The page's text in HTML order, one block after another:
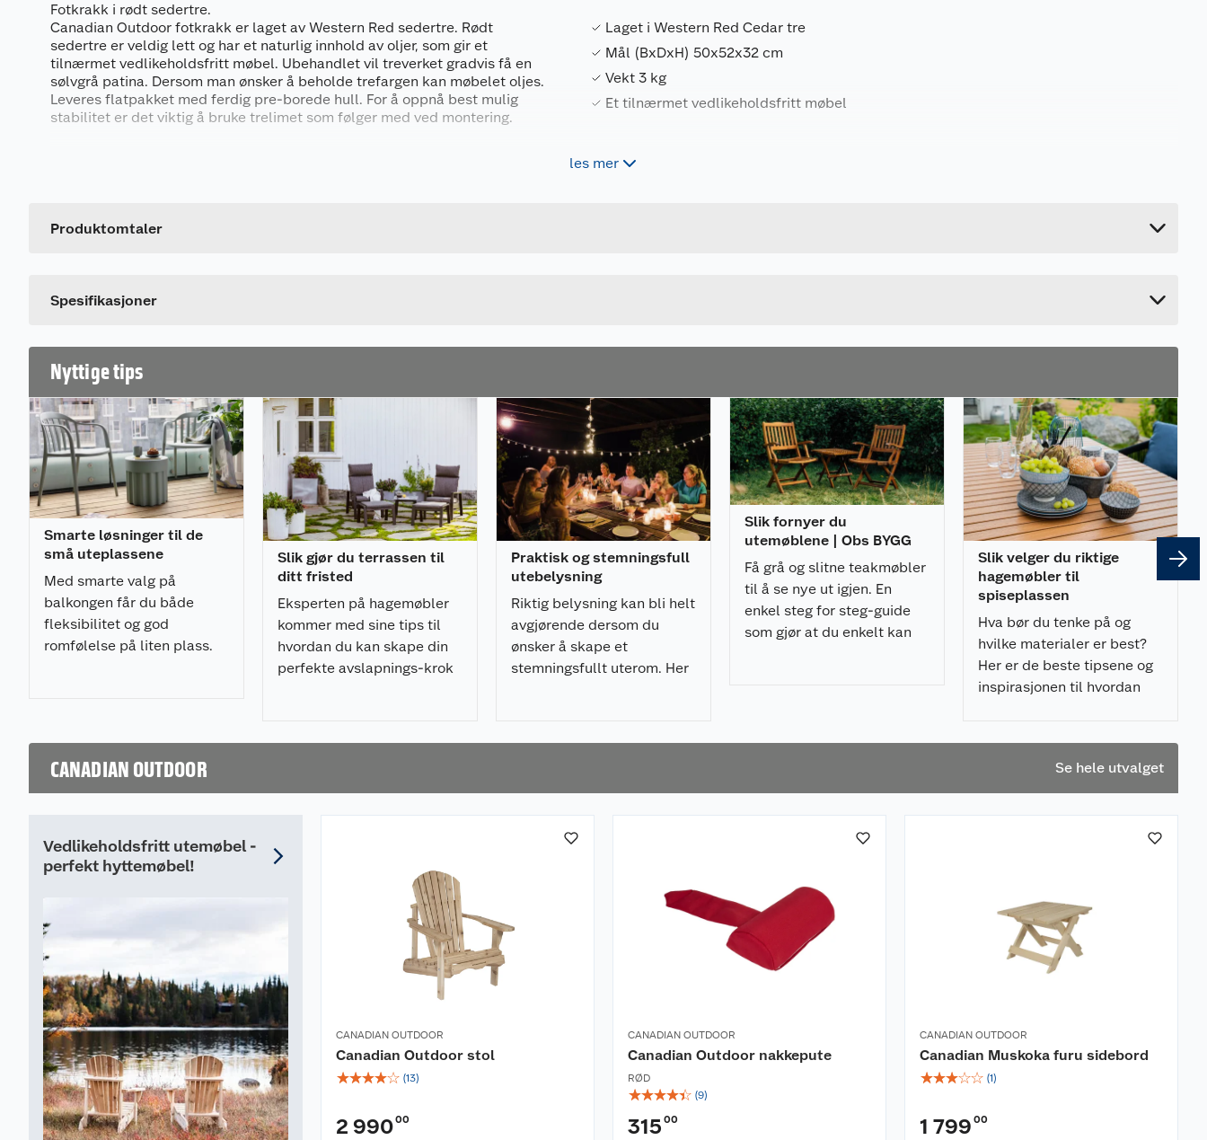
Fotkrakk i rødt sedertre.
Canadian Outdoor fotkrakk er laget av Western Red sedertre. Rødt
sedertre er veldig lett og har et naturlig innhold av oljer, som gir et
tilnærmet vedlikeholdsfritt møbel. Ubehandlet vil treverket gradvis få en
sølvgrå patina. Dersom man ønsker å beholde trefargen kan møbelet oljes.
Leveres flatpakket med ferdig pre-borede hull. For å oppnå best mulig
stabilitet er det viktig å bruke trelimet som følger med ved montering.
Laget i Western Red Cedar tre
Mål (BxDxH) 50x52x32 cm
Vekt 3 kg
Et tilnærmet vedlikeholdsfritt møbel
les mer
Produktomtaler
Spesifikasjoner
Leverandørens artikkelnummer
Forpakningsmål
Nyttige tips
Smarte løsninger til de
små uteplassene
Med smarte valg på
balkongen får du både
fleksibilitet og god
romfølelse på liten plass.
Slik gjør du terrassen til
ditt fristed
Eksperten på hagemøbler
kommer med sine tips til
hvordan du kan skape din
perfekte avslapnings-krok
Praktisk og stemningsfull
utebelysning
Riktig belysning kan bli helt
avgjørende dersom du
ønsker å skape et
stemningsfullt uterom. Her
Slik fornyer du
utemøblene | Obs BYGG
Få grå og slitne teakmøbler
til å se nye ut igjen. En
enkel steg for steg-guide
som gjør at du enkelt kan
Slik velger du riktige
hagemøbler til
spiseplassen
Hva bør du tenke på og
hvilke materialer er best?
Her er de beste tipsene og
inspirasjonen til hvordan
CANADIAN OUTDOOR Se hele utvalget
Vedlikeholdsfritt utemøbel -
perfekt hyttemøbel!
CANADIAN OUTDOOR
Canadian Outdoor stol
☆☆☆☆☆ (13)
2 99000
CANADIAN OUTDOOR
Canadian Outdoor nakkepute
RØD
☆☆☆☆☆ (9)
315 00
CANADIAN OUTDOOR
Canadian Muskoka furu sidebord
☆☆☆☆☆ (1)
1 799 00